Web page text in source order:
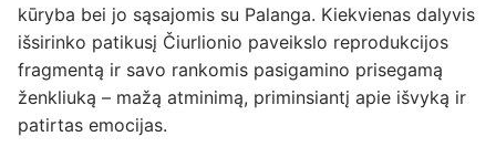
kūryba bei jo sąsajomis su Palanga. Kiekvienas dalyvis
išsirinko patikusį Čiurlionio paveikslo reprodukcijos
fragmentą ir savo rankomis pasigamino prisegamą
ženkliuką – mažą atminimą, priminsiantį apie išvyką ir
patirtas emocijas.